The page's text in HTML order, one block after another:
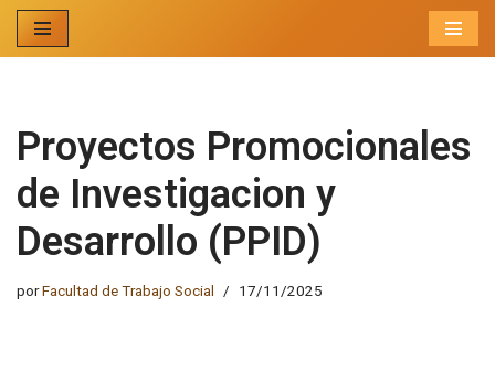
Ir
Proyectos Promocionales
de Investigacion y
Desarrollo (PPID)
porFacultad de Trabajo Social 17/11/2025